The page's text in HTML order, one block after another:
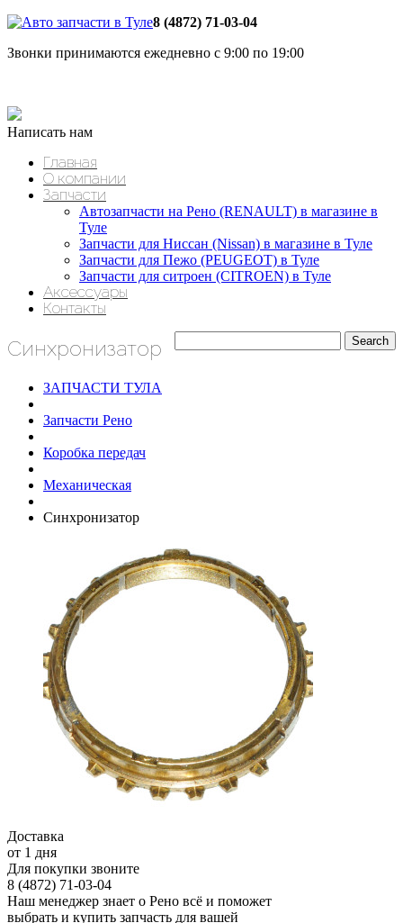
8 (4872) 71-03-04
Звонки принимаются ежедневно с 9:00 по 19:00
Написать нам
Главная
О компании
Запчасти
Автозапчасти на Рено (RENAULT) в магазине в
Туле
Запчасти для Ниссан (Nissan) в магазине в Туле
Запчасти для Пежо (PEUGEOT) в Туле
Запчасти для ситроен (CITROEN) в Туле
Аксессуары
Контакты
Синхронизатор
ЗАПЧАСТИ ТУЛА
Запчасти Рено
Коробка передач
Механическая
Синхронизатор
Доставка
от 1 дня
Для покупки звоните
8 (4872) 71-03-04
Наш менеджер знает о Рено всё и поможет
выбрать и купить запчасть для вашей